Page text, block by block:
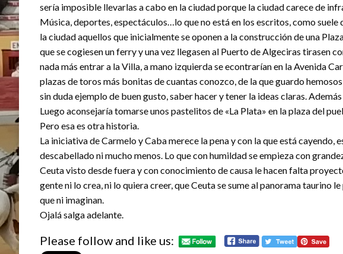
sería imposible llevarlas a cabo en la ciudad porque la ciudad carece de
Música, deportes, espectáculos…lo que no está en los escritos, como suele
la ciudad aquellos que inicialmente se oponen a la construcción de una
que se cogiesen un ferry y una vez llegasen al Puerto de Algeciras tirasen
nada más entrar a la Villa, a mano izquierda se econtrarían en la Avenida
plazas de toros más bonitas de cuantas conozco, de la que guardo
sin duda ejemplo de buen gusto, saber hacer y tener la ideas claras.
Luego aconsejaría tomarse unos pastelitos de «La Plata» en la plaza del
Pero esa es otra historia.
La iniciativa de Carmelo y Caba merece la pena y con la que está cayendo,
descabellado ni mucho menos. Lo que con humildad se empieza con
Ceuta visto desde fuera y con conocimiento de causa le hacen falta
gente ni lo crea, ni lo quiera creer, que Ceuta se sume al panorama taurino
que ni imaginan.
Ojalá salga adelante.
Please follow and like us: